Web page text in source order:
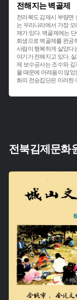
전해지는 벽골제
전라북도 김제시 부량면
는 우리나라에서 가장 오
제가 있다. 벽골제에는
희생으로 벽골제를 완공
사람이 행복하게 살았다
야기가 전해지고 있다.
제 보수공사는 조수와 깊
물 때문에 어려움이 많았
화의 전승집단은 이러한
전북김제문화
유형 :